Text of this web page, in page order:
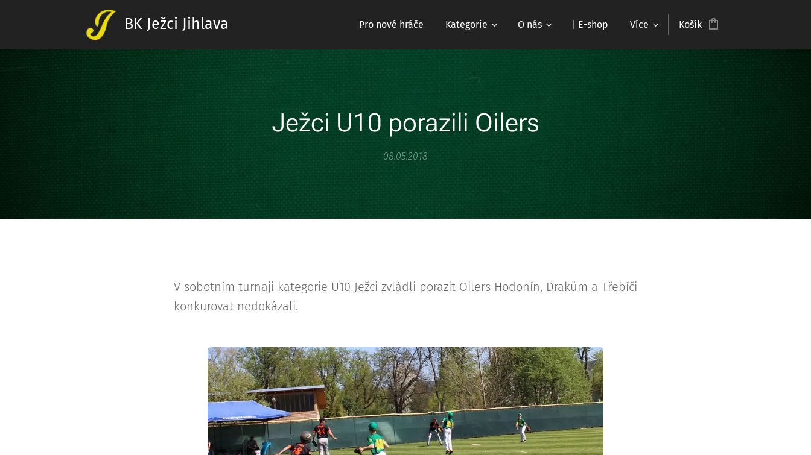
BK Ježci Jihlava Pro nové hráče Kategorie O nás | E-shop Více Košík
Ježci U10 porazili Oilers
08.05.2018
V sobotním turnaji kategorie U10 Ježci zvládli porazit Oilers Hodonín, Drakům a Třebíči
konkurovat nedokázali.